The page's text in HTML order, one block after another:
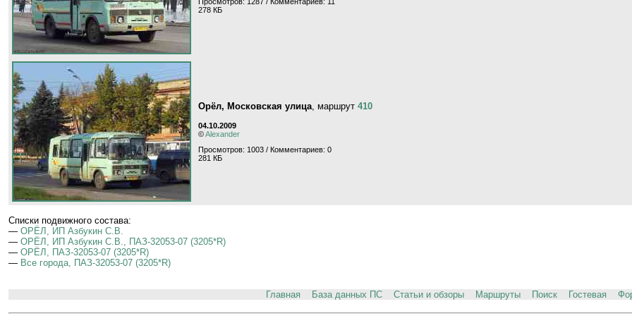
278 КБ
Орёл, Московская улица, маршрут 410
04.10.2009
©Alexander
Просмотров: 1003 / Комментариев: 0
281 КБ
Cписки подвижного состава:
— ОРЁЛ, ИП Азбукин С.В.
— ОРЁЛ, ИП Азбукин С.В., ПАЗ-32053-07 (3205*R)
— ОРЁЛ, ПАЗ-32053-07 (3205*R)
— Все города, ПАЗ-32053-07 (3205*R)
Главная База данных ПС Статьи и обзоры Маршруты Поиск Гостевая